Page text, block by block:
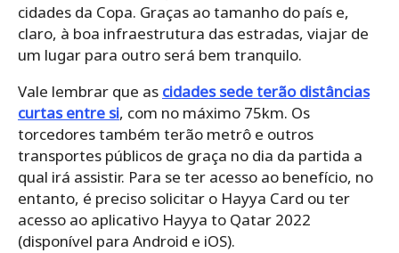
cidades da Copa. Graças ao tamanho do país e,
claro, à boa infraestrutura das estradas, viajar de
um lugar para outro será bem tranquilo.
Vale lembrar que as cidades sede terão distâncias
curtas entre si, com no máximo 75km. Os
torcedores também terão metrô e outros
transportes públicos de graça no dia da partida a
qual irá assistir. Para se ter acesso ao benefício, no
entanto, é preciso solicitar o Hayya Card ou ter
acesso ao aplicativo Hayya to Qatar 2022
(disponível para Android e iOS).